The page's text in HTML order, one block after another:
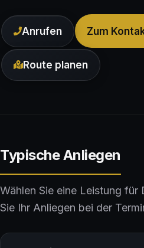
Anrufen Zum
Route planen
Typische Anliegen
Wählen Sie eine Leistung für
Sie Ihr Anliegen bei der